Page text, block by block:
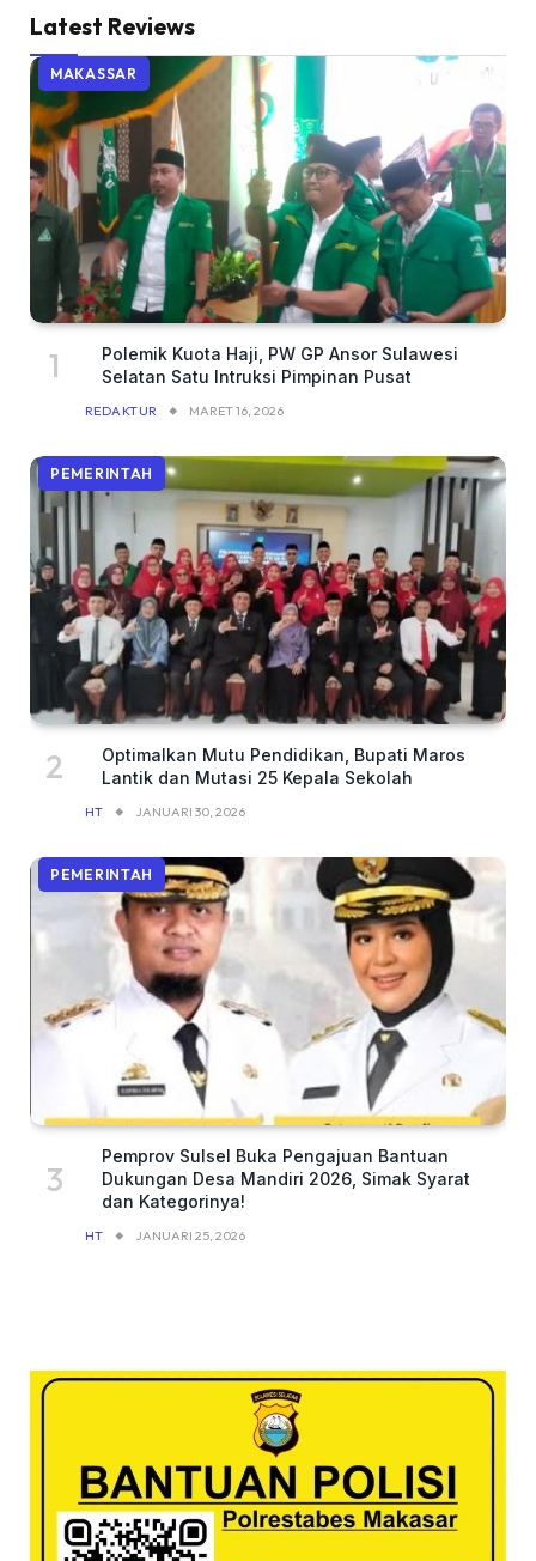
Latest Reviews
MAKASSAR
Polemik Kuota Haji, PW GP Ansor Sulawesi
Selatan Satu Intruksi Pimpinan Pusat
REDAKTUR MARET 16, 2026
PEMERINTAH
Optimalkan Mutu Pendidikan, Bupati Maros
Lantik dan Mutasi 25 Kepala Sekolah
HT JANUARI 30, 2026
PEMERINTAH
Pemprov Sulsel Buka Pengajuan Bantuan
Dukungan Desa Mandiri 2026, Simak Syarat
dan Kategorinya!
HT JANUARI 25, 2026